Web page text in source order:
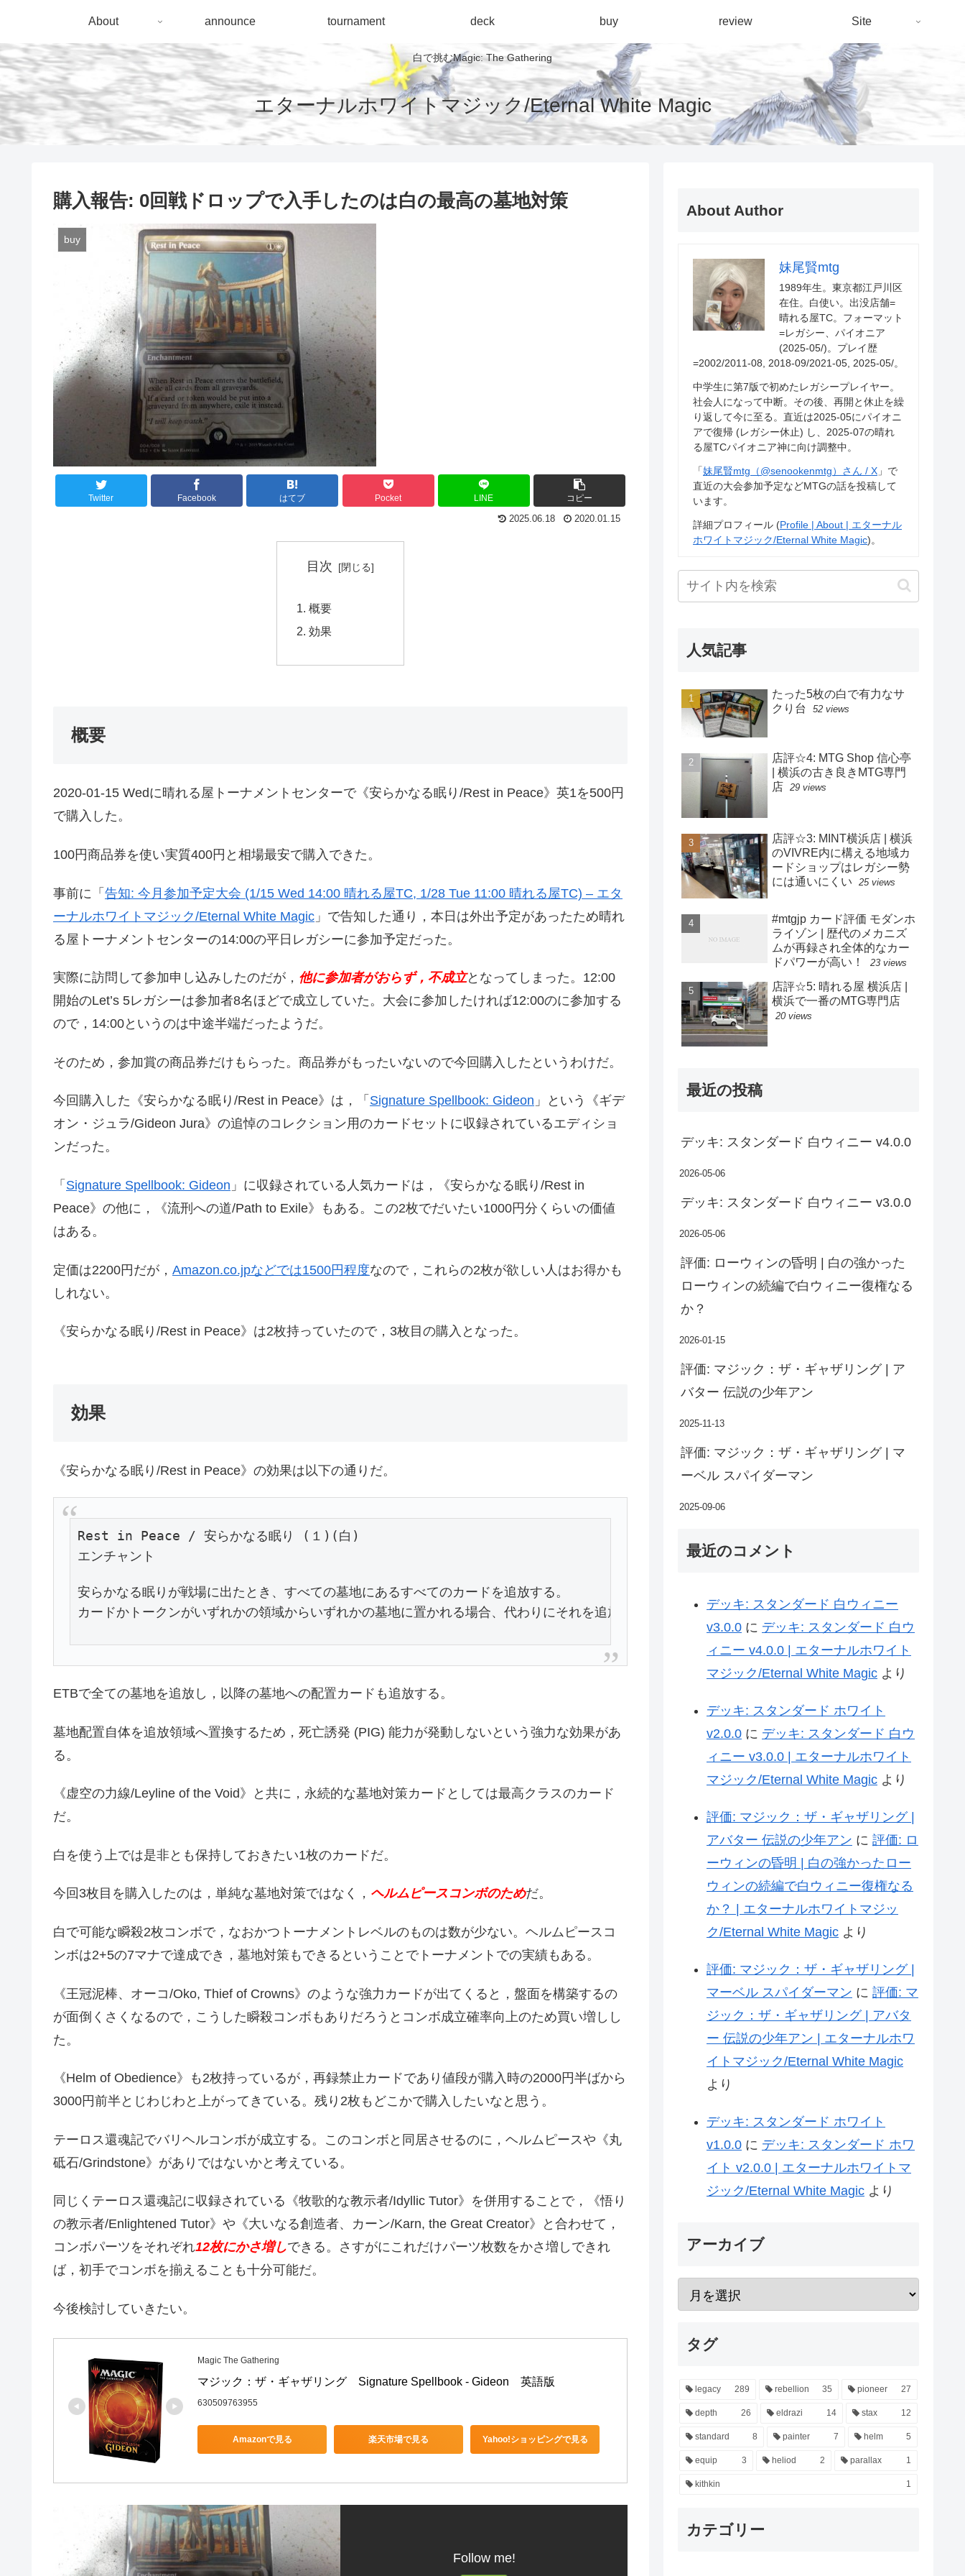
白で挑むMagic: The Gathering
エターナルホワイトマジック/Eternal White Magic
About announce tournament deck buy review Site
購入報告: 0回戦ドロップで入手したのは白の最高の墓地対策
buy
Twitter Facebook はてブ Pocket LINE コピー
2025.06.18 2020.01.15
目次
概要
効果
概要
2020-01-15 Wedに晴れる屋トーナメントセンターで《安らかなる眠り/Rest in Peace》英1を500円
で購入した。
100円商品券を使い実質400円と相場最安で購入できた。
事前に「 告知: 今月参加予定大会 (1/15 Wed 14:00 晴れる屋TC, 1/28 Tue 11:00 晴れる屋TC) – エタ
ーナルホワイトマジック/Eternal White Magic 」で告知した通り，本日は外出予定があったため晴れ
る屋トーナメントセンターの14:00の平日レガシーに参加予定だった。
実際に訪問して参加申し込みしたのだが， 他に参加者がおらず，不成立となってしまった。12:00
開始のLet’s 5レガシーは参加者8名ほどで成立していた。大会に参加したければ12:00のに参加する
ので，14:00というのは中途半端だったようだ。
そのため，参加賞の商品券だけもらった。商品券がもったいないので今回購入したというわけだ。
今回購入した《安らかなる眠り/Rest in Peace》は，「 Signature Spellbook: Gideon 」という《ギデ
オン・ジュラ/Gideon Jura》の追悼のコレクション用のカードセットに収録されているエディショ
ンだった。
「 Signature Spellbook: Gideon 」に収録されている人気カードは，《安らかなる眠り/Rest in
Peace》の他に，《流刑への道/Path to Exile》もある。この2枚でだいたい1000円分くらいの価値
はある。
定価は2200円だが， Amazon.co.jpなどでは1500円程度なので，これらの2枚が欲しい人はお得かも
しれない。
《安らかなる眠り/Rest in Peace》は2枚持っていたので，3枚目の購入となった。
効果
《安らかなる眠り/Rest in Peace》の効果は以下の通りだ。
Rest in Peace / 安らかなる眠り (１)(白)
安らかなる眠りが戦場に出たとき、すべての墓地にあるすべてのカードを追放する。
カードかトークンがいずれかの領域からいずれかの墓地に置かれる場合、代わりにそれを追放する。
ETBで全ての墓地を追放し，以降の墓地への配置カードも追放する。
墓地配置自体を追放領域へ置換するため，死亡誘発 (PIG) 能力が発動しないという強力な効果があ
る。
《虚空の力線/Leyline of the Void》と共に，永続的な墓地対策カードとしては最高クラスのカード
だ。
白を使う上では是非とも保持しておきたい1枚のカードだ。
今回3枚目を購入したのは，単純な墓地対策ではなく， ヘルムピースコンボのためだ。
白で可能な瞬殺2枚コンボで，なおかつトーナメントレベルのものは数が少ない。ヘルムピースコ
ンボは2+5の7マナで達成でき，墓地対策もできるということでトーナメントでの実績もある。
《王冠泥棒、オーコ/Oko, Thief of Crowns》のような強力カードが出てくると，盤面を構築するの
が面倒くさくなるので，こうした瞬殺コンボもありだろうとコンボ成立確率向上のため買い増しし
た。
《Helm of Obedience》も2枚持っているが，再録禁止カードであり値段が購入時の2000円半ばから
3000円前半とじわじわと上がってきている。残り2枚もどこかで購入したいなと思う。
テーロス還魂記でバリヘルコンボが成立する。このコンボと同居させるのに，ヘルムピースや《丸
砥石/Grindstone》がありではないかと考えている。
同じくテーロス還魂記に収録されている《牧歌的な教示者/Idyllic Tutor》を併用することで，《悟り
の教示者/Enlightened Tutor》や《大いなる創造者、カーン/Karn, the Great Creator》と合わせて，
コンボパーツをそれぞれ12枚にかさ増しできる。さすがにこれだけパーツ枚数をかさ増しできれ
ば，初手でコンボを揃えることも十分可能だ。
今後検討していきたい。
Magic The Gathering
マジック：ザ・ギャザリング　Signature Spellbook - Gideon　英語版
630509763955
Amazonで見る 楽天市場で見る Yahoo!ショッピングで見る
Follow me!
About Author
妹尾賢mtg
1989年生。東京都江戸川区
在住。白使い。出没店舗=
晴れる屋TC。フォーマット
=レガシー、パイオニア
(2025-05/)。プレイ歴
=2002/2011-08, 2018-09/2021-05, 2025-05/。
中学生に第7版で初めたレガシープレイヤー。
社会人になって中断。その後、再開と休止を繰
り返して今に至る。直近は2025-05にパイオニ
アで復帰 (レガシー休止) し、2025-07の晴れ
る屋TCパイオニア神に向け調整中。
「妹尾賢mtg（@senookenmtg）さん / X 」で
直近の大会参加予定などMTGの話を投稿して
います。
詳細プロフィール (Profile | About | エターナル
ホワイトマジック/Eternal White Magic)。
人気記事
たった5枚の白で有力なサ
クり台
52 views
店評☆4: MTG Shop 信心亭
| 横浜の古き良きMTG専門
店 29 views
店評☆3: MINT横浜店 | 横浜
のVIVRE内に構える地域カ
ードショップはレガシー勢
には通いにくい
25 views
#mtgjp カード評価 モダンホ
ライゾン | 歴代のメカニズ
ムが再録され全体的なカー
ドパワーが高い！
23 views
店評☆5: 晴れる屋 横浜店 |
横浜で一番のMTG専門店
20 views
最近の投稿
デッキ: スタンダード 白ウィニー v4.0.0
2026-05-06
デッキ: スタンダード 白ウィニー v3.0.0
2026-05-06
評価: ローウィンの昏明 | 白の強かった
ローウィンの続編で白ウィニー復権なる
か？
2026-01-15
評価: マジック：ザ・ギャザリング | ア
バター 伝説の少年アン
2025-11-13
評価: マジック：ザ・ギャザリング | マ
ーベル スパイダーマン
2025-09-06
最近のコメント
デッキ: スタンダード 白ウィニー
v3.0.0 に デッキ: スタンダード 白ウ
ィニー v4.0.0 | エターナルホワイト
マジック/Eternal White Magic より
デッキ: スタンダード ホワイト
v2.0.0 に デッキ: スタンダード 白ウ
ィニー v3.0.0 | エターナルホワイト
マジック/Eternal White Magic より
評価: マジック：ザ・ギャザリング |
アバター 伝説の少年アン に 評価: ロ
ーウィンの昏明 | 白の強かったロー
ウィンの続編で白ウィニー復権なる
か？ | エターナルホワイトマジッ
ク/Eternal White Magic より
評価: マジック：ザ・ギャザリング |
マーベル スパイダーマン に 評価: マ
ジック：ザ・ギャザリング | アバタ
ー 伝説の少年アン | エターナルホワ
イトマジック/Eternal White Magic
より
デッキ: スタンダード ホワイト
v1.0.0 に デッキ: スタンダード ホワ
イト v2.0.0 | エターナルホワイトマ
ジック/Eternal White Magic より
アーカイブ
タグ
legacy 289 rebellion 35 pioneer 27
depth 26 eldrazi 14 stax 12
standard 8 painter 7 helm 5
equip 3 heliod 2 parallax 1
kithkin 1
カテゴリー